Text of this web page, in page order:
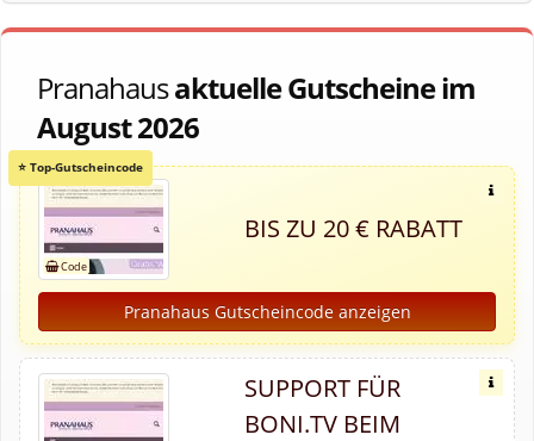
Pranahausaktuelle Gutscheine im
August 2026
BIS ZU 20 € RABATT
Pranahaus Gutscheincode anzeigen
SUPPORT FÜR
BONI.TV BEIM